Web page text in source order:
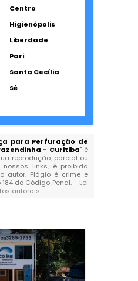
Centro
Higienópolis
Liberdade
Pari
Santa Cecília
Sé
para Perfuração de
- Curitiba" é
reprodução, parcial ou
links, é proibida
autor. Plágio é crime e
do Código Penal. – Lei
autorais.